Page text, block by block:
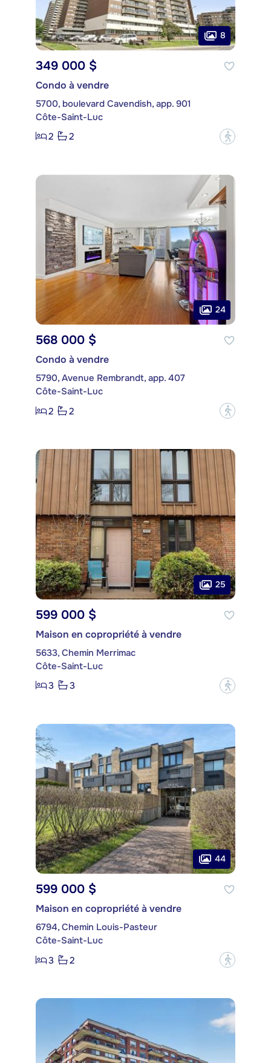
8
349 000 $
Condo à vendre
5700, boulevard Cavendish, app. 901
Côte-Saint-Luc
2
2 ?
24
568 000 $
Condo à vendre
5790, Avenue Rembrandt, app. 407
Côte-Saint-Luc
2
2 ?
25
599 000 $
Maison en copropriété à vendre
5633, Chemin Merrimac
Côte-Saint-Luc
3
3 ?
44
599 000 $
Maison en copropriété à vendre
6794, Chemin Louis-Pasteur
Côte-Saint-Luc
3
2 ?